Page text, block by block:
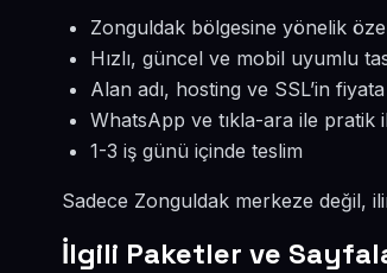
Zonguldak bölgesine yönelik
Hızlı, güncel ve mobil uyumlu
Alan adı, hosting ve SSL’in
WhatsApp ve tıkla-ara ile pratik
1-3 iş günü içinde teslim
Sadece Zonguldak merkeze değil,
İlgili Paketler ve